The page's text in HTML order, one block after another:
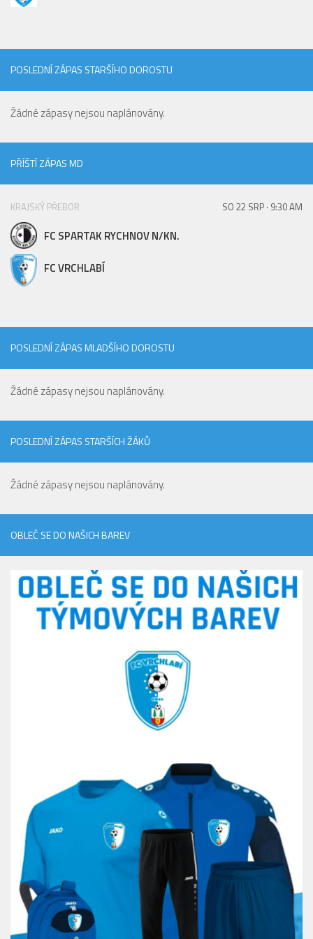
St. přípravka
Mladší přípravka
Kontakty
Bazárek
POSLEDNÍ ZÁPAS STARŠÍHO DOROSTU
Žádné zápasy nejsou naplánovány.
PŘÍŠTÍ ZÁPAS MD
KRAJSKÝ PŘEBOR SO 22 SRP · 9:30 AM
FC SPARTAK RYCHNOV N/KN.
FC VRCHLABÍ
POSLEDNÍ ZÁPAS MLADŠÍHO DOROSTU
Žádné zápasy nejsou naplánovány.
POSLEDNÍ ZÁPAS STARŠÍCH ŽÁKŮ
Žádné zápasy nejsou naplánovány.
OBLEČ SE DO NAŠICH BAREV